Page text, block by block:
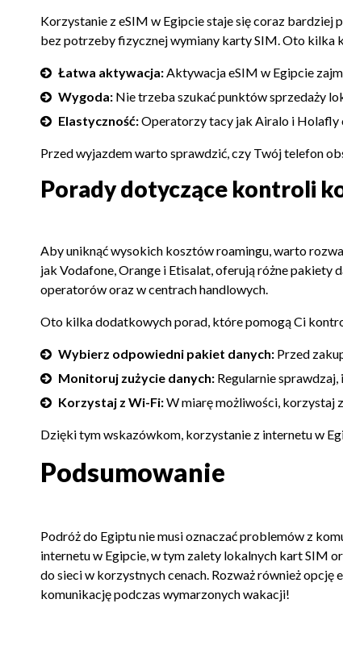
Korzystanie z eSIM w Egipcie staje się coraz
bez potrzeby fizycznej wymiany karty SIM. Oto kilka
Łatwa aktywacja:Aktywacja eSIM w Egipcie
Wygoda: Nie trzeba szukać punktów sprzedaży
Elastyczność:Operatorzy tacy jak Airalo i Holafly
Przed wyjazdem warto sprawdzić, czy Twój telefon
Porady dotyczące kontroli
Aby uniknąć wysokich kosztów roamingu, warto
jak Vodafone, Orange i Etisalat, oferują różne pakiety
operatorów oraz w centrach handlowych.
Oto kilka dodatkowych porad, które pomogą Ci
Wybierz odpowiedni pakiet danych: Przed
Monitoruj zużycie danych: Regularnie
Korzystaj z Wi-Fi:W miarę możliwości, korzystaj
Dzięki tym wskazówkom, korzystanie z internetu w
Podsumowanie
Podróż do Egiptu nie musi oznaczać problemów z
internetu w Egipcie, w tym zalety lokalnych kart SIM
do sieci w korzystnych cenach. Rozważ również
komunikację podczas wymarzonych wakacji!